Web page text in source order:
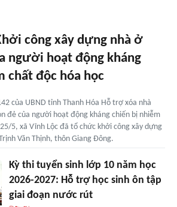
công xây dựng nhà ở
người hoạt động kháng
chất độc hóa học
của UBND tỉnh Thanh Hóa Hỗ trợ xóa nhà
đẻ của người hoạt động kháng chiến bị nhiễm
5, xã Vĩnh Lộc đã tổ chức khởi công xây dựng
Văn Thịnh, thôn Giang Đông.
Kỳ thi tuyển sinh lớp 10 năm học
2026-2027: Hỗ trợ học sinh ôn tập
giai đoạn nước rút